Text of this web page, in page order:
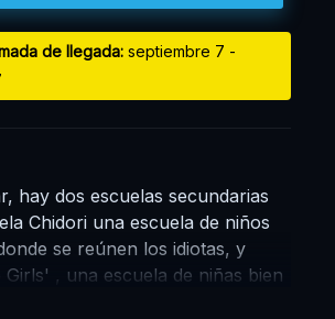
de llegada: septiembre 7 -
hay dos escuelas secundarias
Chidori una escuela de niños
se reúnen los idiotas, y
Girls' , una escuela de niñas bien
Tsumugi, un estudiante de